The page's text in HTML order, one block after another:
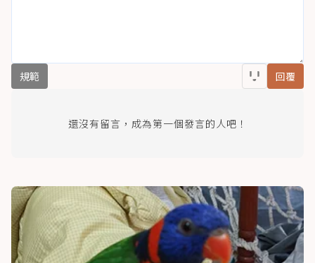
規範 回覆
還沒有留言，成為第一個發言的人吧！